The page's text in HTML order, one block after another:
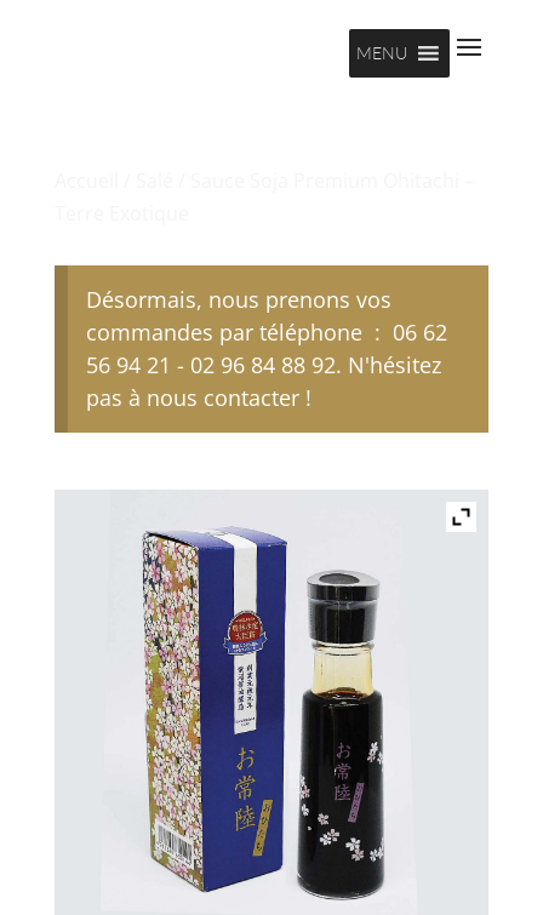
MENU
Désormais, nous prenons vos
commandes par téléphone : 06 62
56 94 21 - 02 96 84 88 92. N'hésitez
pas à nous contacter !